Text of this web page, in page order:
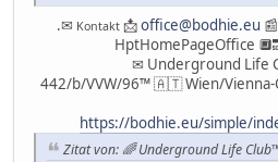
.✉ Kontakt 📩office@bodhie.eu
HptHomePageOffice
✉ Underground Life
442/b/VVW/96™ 🇦🇹 Wien/
https://bodhie.eu/simple/
Zitat von: 🌈 Underground Life